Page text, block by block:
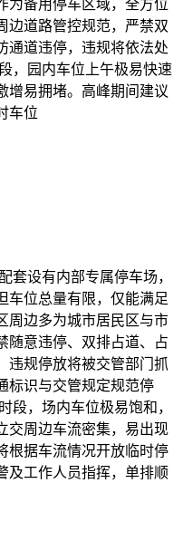
为备用停车区域，全方位
边道路管控规范，严禁双
通道违停，违规将依法处
，园内车位上午极易快速
增易拥堵。高峰期间建议
车位
套设有内部专属停车场，
车位总量有限，仅能满足
周边多为城市居民区与市
随意违停、双排占道、占
违规停放将被交管部门抓
标识与交管规定规范停
段，场内车位极易饱和，
交周边车流密集，易出现
根据车流情况开放临时停
及工作人员指挥，单排顺